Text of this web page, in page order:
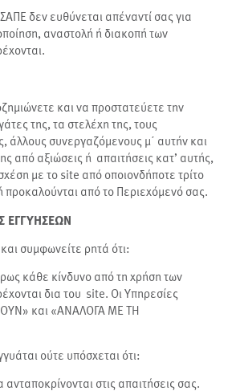
δεν ευθύνεται απέναντί σας για
αναστολή ή διακοπή των
και να προστατεύετε την
της, τα στελέχη της, τους
άλλους συνεργαζόμενους μ΄ αυτήν και
από αξιώσεις ή απαιτήσεις κατ’ αυτής,
με το site από οποιονδήποτε τρίτο
προκαλούνται από το Περιεχόμενό σας.
ΕΓΓΥΗΣΕΩΝ
συμφωνείτε ρητά ότι:
κάθε κίνδυνο από τη χρήση των
δια του site. Οι Υπηρεσίες
και «ΑΝΑΛΟΓΑ ΜΕ ΤΗ
ούτε υπόσχεται ότι:
στις απαιτήσεις σας.